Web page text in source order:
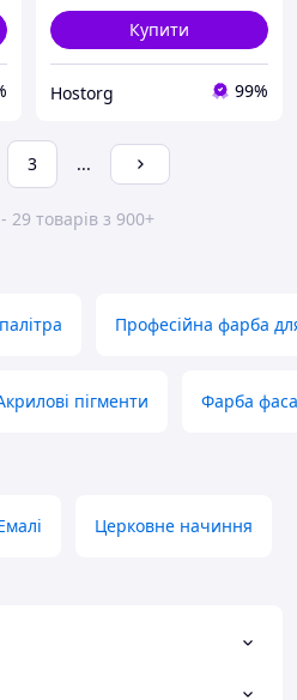
Купити
Hostorg 99%
3 ...
29 товарів з 900+
Професійна фарба
пігменти Фарба
Церковне начиння